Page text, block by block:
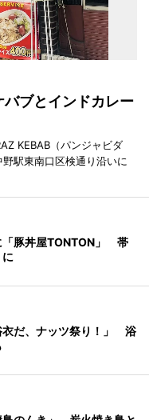
ブとインドカレー
KEBAB（パンジャビダ
駅東南口区検通り沿いに
「豚丼屋TONTON」 帯
衣だ、ナッツ祭り！」 浴